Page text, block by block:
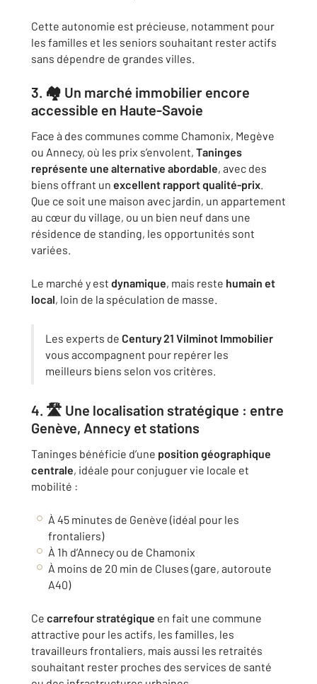
Cette autonomie est précieuse, notamment pour
les familles et les seniors souhaitant rester actifs
sans dépendre de grandes villes.
3. 🏘️ Un marché immobilier encore
accessible en Haute-Savoie
Face à des communes comme Chamonix, Megève
ou Annecy, où les prix s’envolent, Taninges
représente une alternative abordable, avec des
biens offrant un excellent rapport qualité-prix.
Que ce soit une maison avec jardin, un appartement
au cœur du village, ou un bien neuf dans une
résidence de standing, les opportunités sont
variées.
Le marché y est dynamique, mais reste humain et
local, loin de la spéculation de masse.
Les experts de Century 21 Vilminot Immobilier
vous accompagnent pour repérer les
meilleurs biens selon vos critères.
4. 🛣️ Une localisation stratégique : entre
Genève, Annecy et stations
Taninges bénéficie d’une position géographique
centrale, idéale pour conjuguer vie locale et
mobilité :
À 45 minutes de Genève (idéal pour les
frontaliers)
À 1h d’Annecy ou de Chamonix
À moins de 20 min de Cluses (gare, autoroute
A40)
Ce carrefour stratégique en fait une commune
attractive pour les actifs, les familles, les
travailleurs frontaliers, mais aussi les retraités
souhaitant rester proches des services de santé